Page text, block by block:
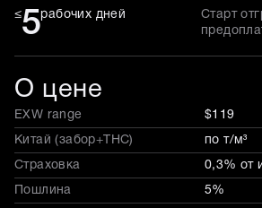
≤5рабочих дней
Старт
О цене
EXW range $119
Китай (забор+THC) по т/м³
Страховка 0,3% от
Пошлина 5%